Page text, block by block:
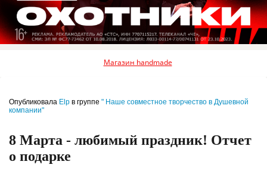
Магазин handmade
Опубликовала Elp в группе " Наше совместное творчество в Душевной
компании"
8 Марта - любимый праздник! Отчет
о подарке